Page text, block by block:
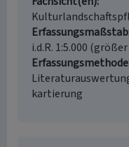
Erfassungsmaßstab
i.d.R. 1:5.000
Erfassungsmethode
kartierung